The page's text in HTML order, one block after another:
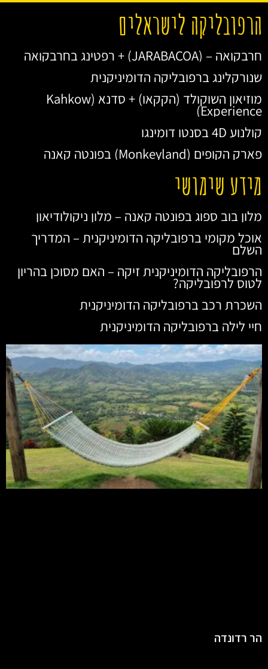
הרפובליקה לישראלים
חרבקואה – (JARABACOA) + רפטינג בחרבקואה
שנורקלינג ברפובליקה הדומיניקנית
מוזיאון השוקולד (הקקאו) + סדנא (Kahkow
Experience)
קולנוע 4D בסנטו דומינגו
פארק הקופים (Monkeyland) בפונטה קאנה
מידע שימושי
מלון בוב ספוג בפונטה קאנה – מלון ניקולודיאון
אוכל מקומי ברפובליקה הדומיניקנית – המדריך
השלם
הרפובליקה הדומיניקנית זיקה – האם מסוכן בהריון
לטוס לרפובליקה?
השכרת רכב ברפובליקה הדומיניקנית
חיי לילה ברפובליקה הדומיניקנית
הר רדונדה